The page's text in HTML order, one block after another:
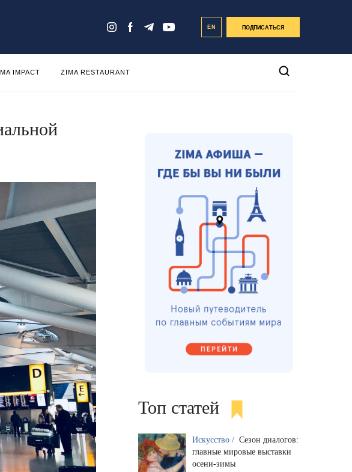
EN ПОДПИСАТЬСЯ
IMPACT ZIMA RESTAURANT
Топ статей
Искусство / Сезон диалогов:
главные мировые выставки
осени-зимы